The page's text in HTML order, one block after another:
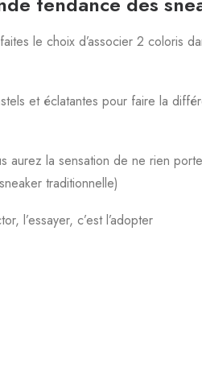
le choix d’associer 2 coloris
et éclatantes pour faire la
aurez la sensation de ne rien
traditionnelle)
l’essayer, c’est l’adopter